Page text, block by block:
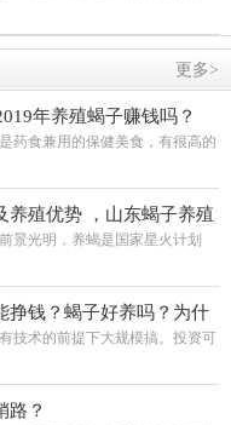
更多>
年养殖蝎子赚钱吗？
药食兼用的保健美食，有很高的
养殖优势 ，山东蝎子养殖
景光明，养蝎是国家星火计划
挣钱？蝎子好养吗？为什
技术的前提下大规模搞。投资可
路？